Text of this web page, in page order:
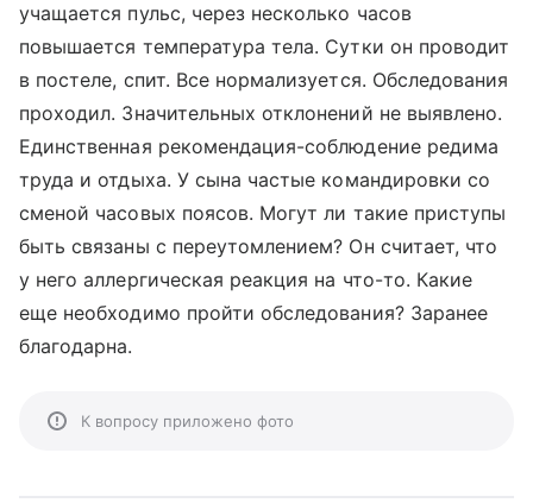
учащается пульс, через несколько часов
повышается температура тела. Сутки он проводит
в постеле, спит. Все нормализуется. Обследования
проходил. Значительных отклонений не выявлено.
Единственная рекомендация-соблюдение редима
труда и отдыха. У сына частые командировки со
сменой часовых поясов. Могут ли такие приступы
быть связаны с переутомлением? Он считает, что
у него аллергическая реакция на что-то. Какие
еще необходимо пройти обследования? Заранее
благодарна.
К вопросу приложено фото